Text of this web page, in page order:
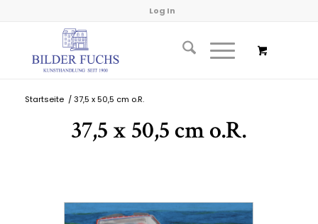
Log In
Startseite / 37,5 x 50,5 cm o.R.
37,5 x 50,5 cm o.R.